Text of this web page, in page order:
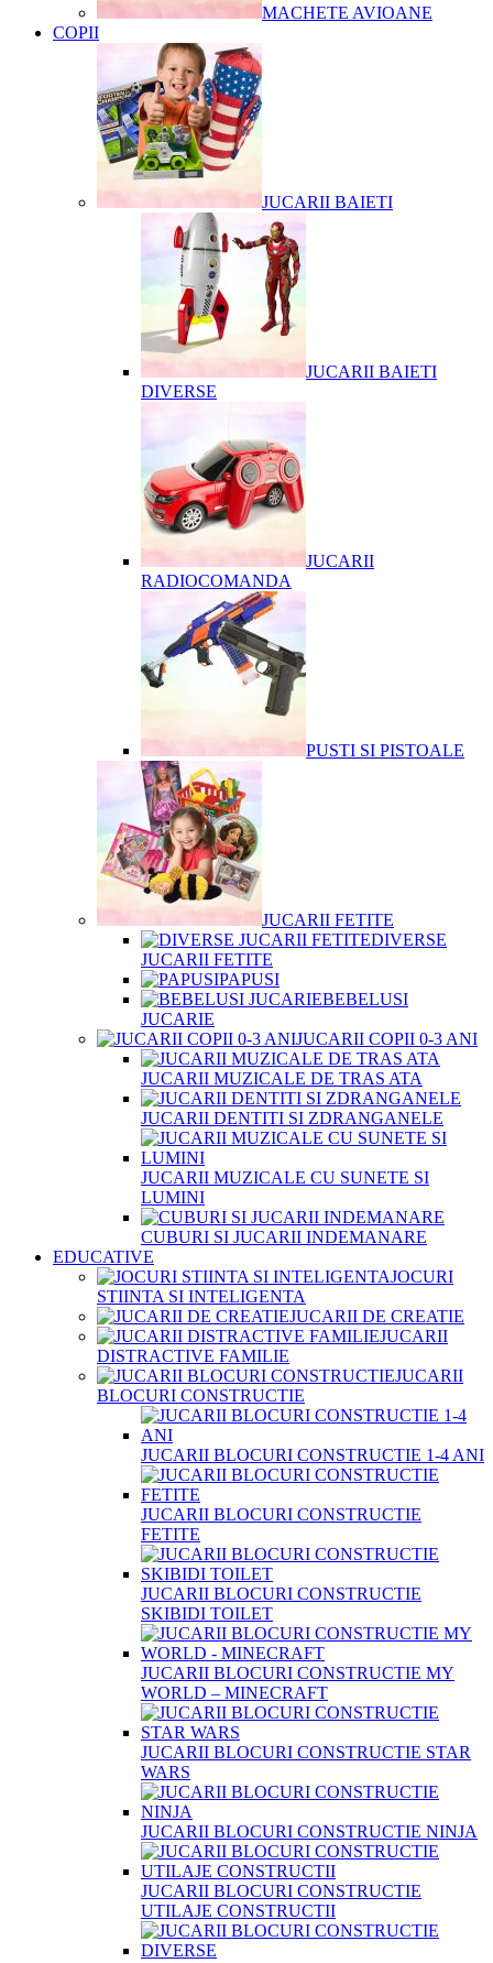
MACHETE AVIOANE
COPII
JUCARII BAIETI
JUCARII BAIETI
DIVERSE
JUCARII
RADIOCOMANDA
PUSTI SI PISTOALE
JUCARII FETITE
DIVERSE
JUCARII FETITE
PAPUSI
BEBELUSI
JUCARIE
JUCARII COPII 0-3 ANI
JUCARII MUZICALE DE TRAS ATA
JUCARII DENTITI SI ZDRANGANELE
JUCARII MUZICALE CU SUNETE SI
LUMINI
CUBURI SI JUCARII INDEMANARE
EDUCATIVE
JOCURI
STIINTA SI INTELIGENTA
JUCARII DE CREATIE
JUCARII
DISTRACTIVE FAMILIE
JUCARII
BLOCURI CONSTRUCTIE
JUCARII BLOCURI CONSTRUCTIE 1-4 ANI
JUCARII BLOCURI CONSTRUCTIE
FETITE
JUCARII BLOCURI CONSTRUCTIE
SKIBIDI TOILET
JUCARII BLOCURI CONSTRUCTIE MY
WORLD – MINECRAFT
JUCARII BLOCURI CONSTRUCTIE STAR
WARS
JUCARII BLOCURI CONSTRUCTIE NINJA
JUCARII BLOCURI CONSTRUCTIE
UTILAJE CONSTRUCTII